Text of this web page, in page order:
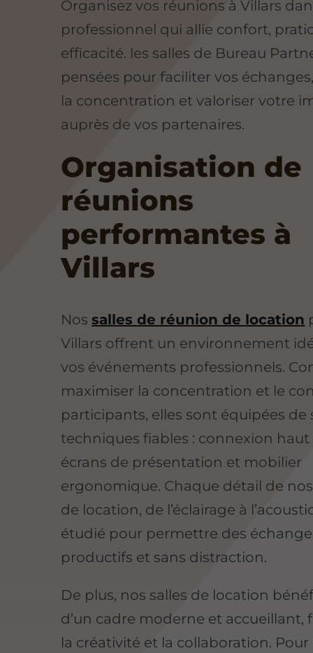
Organisez vos réunions à Villars
professionnel qui allie confort,
efficacité. les salles de Bureau
pensées pour faciliter vos
la concentration et valoriser votre
auprès de vos partenaires.
Organisation de
réunions
performantes à
Villars
Nossalles de réunion de location
Villars offrent un environnement
vos événements professionnels.
maximiser la concentration et le
participants, elles sont équipées de
techniques fiables : connexion haut
écrans de présentation et mobilier
ergonomique. Chaque détail de
de location, de l’éclairage à
étudié pour permettre des
productifs et sans distraction.
De plus, nos salles de location
d’un cadre moderne et accueillant,
la créativité et la collaboration. Pour